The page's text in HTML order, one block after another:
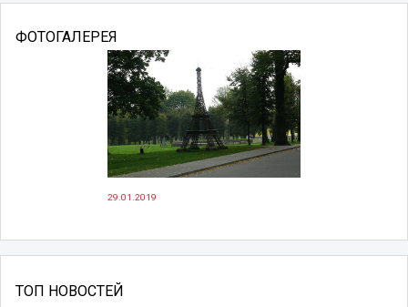
ФОТОГАЛЕРЕЯ
29.01.2019
ТОП НОВОСТЕЙ